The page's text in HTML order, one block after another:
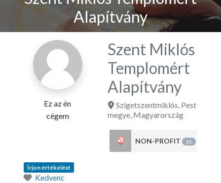
Alapítvány
Ez az én
cégem
Szent Miklós
Templomért
Alapítvány
Szigetszentmiklós, Pest
megye, Magyarország
NON-PROFIT 11
Írjon értékelést
Kedvenc